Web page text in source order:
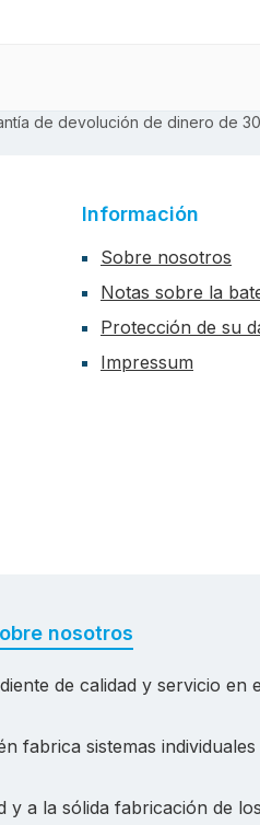
de devolución de dinero de 30
Información
Sobre nosotros
Notas sobre la
Protección de su
Impressum
nosotros
de calidad y servicio en
fabrica sistemas
y a la sólida fabricación de